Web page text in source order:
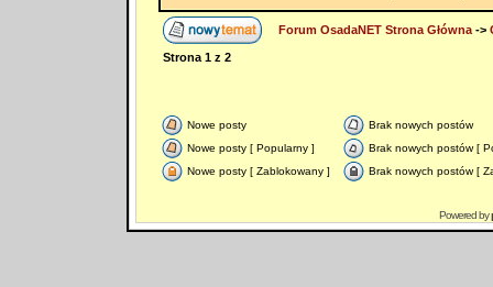
Forum OsadaNET Strona Główna->
Strona 1z 2
Nowe posty
Brak nowych postów
Nowe posty [ Popularny ]
Brak nowych postów [
Nowe posty [ Zablokowany ]
Brak nowych postów [
Powered by